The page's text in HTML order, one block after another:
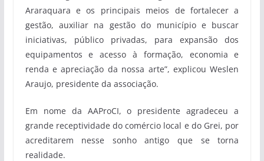
Araraquara e os principais meios de fortalecer a
gestão, auxiliar na gestão do município e buscar
iniciativas, público privadas, para expansão dos
equipamentos e acesso à formação, economia e
renda e apreciação da nossa arte”, explicou Weslen
Araujo, presidente da associação.
Em nome da AAProCI, o presidente agradeceu a
grande receptividade do comércio local e do Grei, por
acreditarem nesse sonho antigo que se torna
realidade.